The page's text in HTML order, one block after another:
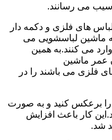
می رسانند.
لباس های فلزی و دکمه دار
ماشین لباسشویی می
می کنند.به همین
عمر ماشین
فلزی می باشند را در
را برعکس کنید و به صورت
کار باعث افزایش
شد.